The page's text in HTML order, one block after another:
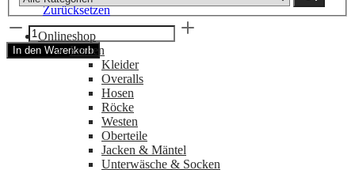
Zurücksetzen
Chino
Pants
Nigen
Seitentasche
In den Warenkorb
Onlineshop
Frauen
Kleider
Overalls
Hosen
Röcke
Westen
Oberteile
Jacken & Mäntel
Unterwäsche & Socken